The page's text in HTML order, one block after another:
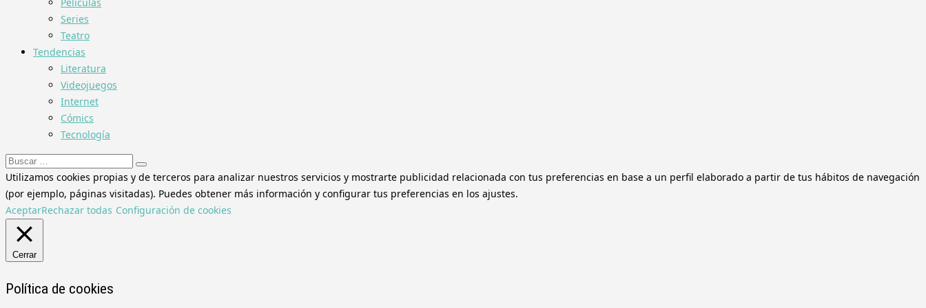
Series
Teatro
Tendencias
Literatura
Videojuegos
Internet
Cómics
Tecnología
Buscar:
Utilizamos cookies propias y de terceros para analizar nuestros servicios y mostrarte publicidad relacionada con tus preferencias en base a un perfil elaborado a partir de tus hábitos de navegación
(por ejemplo, páginas visitadas). Puedes obtener más información y configurar tus preferencias en los ajustes.
AceptarRechazar todas Configuración de cookies
Cerrar
Política de cookies